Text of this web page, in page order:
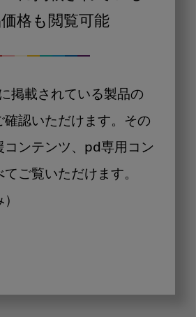
格も閲覧可能
掲載されている製品の
確認いただけます。その
コンテンツ、pd専用コン
ご覧いただけます。